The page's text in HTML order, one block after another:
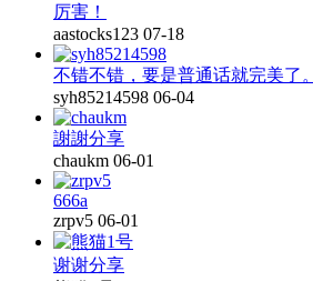
厉害！
aastocks123 07-18
不错不错，要是普通话就完美了。
syh85214598 06-04
謝謝分享
chaukm 06-01
666a
zrpv5 06-01
谢谢分享